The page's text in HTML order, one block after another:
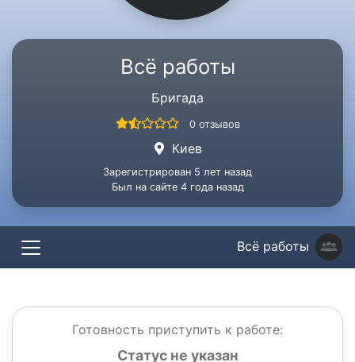
Всё работы
Бригада
0 отзывов
Киев
Зарегистрирован 5 лет назад
Был на сайте 4 года назад
Всё работы
Готовность приступить к работе:
Статус не указан